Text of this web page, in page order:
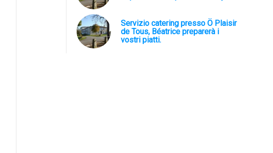
Servizio catering presso Ö Plaisir
de Tous, Béatrice preparerà i
vostri piatti.